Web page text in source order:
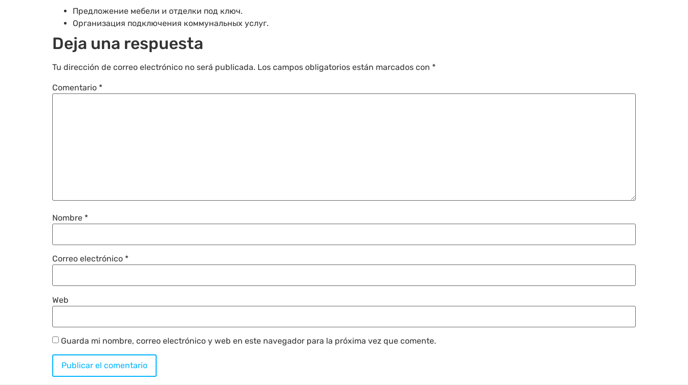
Предложение мебели и отделки под ключ.
Организация подключения коммунальных услуг.
Deja una respuesta
Tu dirección de correo electrónico no será publicada. Los campos obligatorios están marcados con *
Comentario *
Nombre *
Correo electrónico *
Web
Guarda mi nombre, correo electrónico y web en este navegador para la próxima vez que comente.